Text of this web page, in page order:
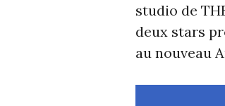
studio de
deux stars
au nouveau